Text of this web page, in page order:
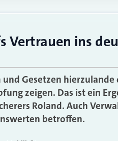
ins
Gesetzen
zeigen. Das ist ein
Roland. Auch
betroffen.